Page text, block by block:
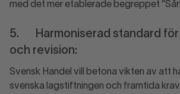
med det mer etablerade begreppet
5. Harmoniserad standard för
och revision:
Svensk Handel vill betona vikten av att
svenska lagstiftningen och framtida